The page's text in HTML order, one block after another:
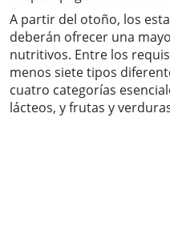
A partir del otoño, los
deberán ofrecer una
nutritivos. Entre los
menos siete tipos
cuatro categorías
lácteos, y frutas y